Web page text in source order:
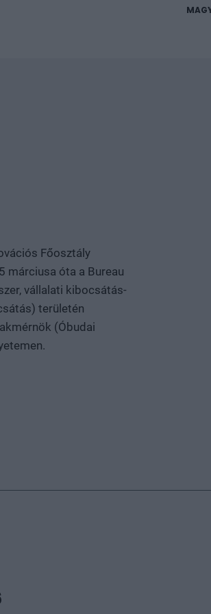
Főosztály
márciusa óta a Bureau
vállalati kibocsátás-
területén
(Óbudai